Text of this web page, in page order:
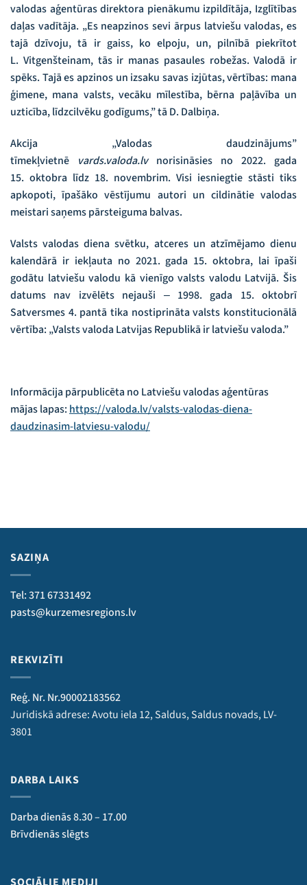
valodas aģentūras direktora pienākumu izpildītāja, Izglītības
daļas vadītāja. „Es neapzinos sevi ārpus latviešu valodas, es
tajā dzīvoju, tā ir gaiss, ko elpoju, un, pilnībā piekrītot
L. Vitgenšteinam, tās ir manas pasaules robežas. Valodā ir
spēks. Tajā es apzinos un izsaku savas izjūtas, vērtības: mana
ģimene, mana valsts, vecāku mīlestība, bērna paļāvība un
uzticība, līdzcilvēku godīgums,” tā D. Dalbiņa.
Akcija „Valodas daudzinājums”
tīmekļvietnē vards.valoda.lvnorisināsies no 2022. gada
15. oktobra līdz 18. novembrim. Visi iesniegtie stāsti tiks
apkopoti, īpašāko vēstījumu autori un cildinātie valodas
meistari saņems pārsteiguma balvas.
Valsts valodas diena svētku, atceres un atzīmējamo dienu
kalendārā ir iekļauta no 2021. gada 15. oktobra, lai īpaši
godātu latviešu valodu kā vienīgo valsts valodu Latvijā. Šis
datums nav izvēlēts nejauši ‒ 1998. gada 15. oktobrī
Satversmes 4. pantā tika nostiprināta valsts konstitucionālā
vērtība: „Valsts valoda Latvijas Republikā ir latviešu valoda.”
Informācija pārpublicēta no Latviešu valodas aģentūras
mājas lapas: https://valoda.lv/valsts-valodas-diena-
daudzinasim-latviesu-valodu/
SAZIŅA
Tel: 371 67331492
pasts@kurzemesregions.lv
REKVIZĪTI
Reģ. Nr. Nr.90002183562
Juridiskā adrese: Avotu iela 12, Saldus, Saldus novads, LV-
3801
DARBA LAIKS
Darba dienās 8.30 – 17.00
Brīvdienās slēgts